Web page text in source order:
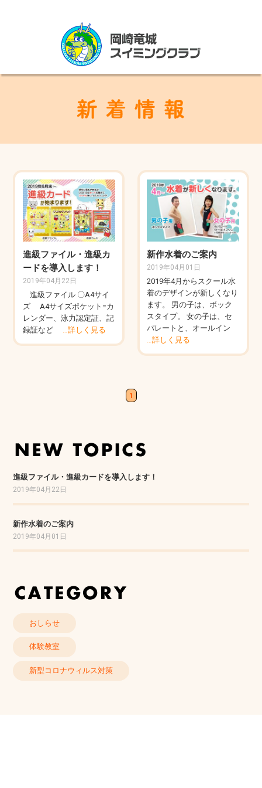
進級ファイル・進級カ
ードを導入します！
2019年04月22日
進級ファイル 〇A4サイ
ズ A4サイズポケット=カ
レンダー、泳力認定証、記
録証など …詳しく見る
新作水着のご案内
2019年04月01日
2019年4月からスクール水
着のデザインが新しくなり
ます。 男の子は、ボック
スタイプ。 女の子は、セ
パレートと、オールイン
…詳しく見る
1
進級ファイル・進級カードを導入します！
2019年04月22日
新作水着のご案内
2019年04月01日
おしらせ
体験教室
新型コロナウィルス対策